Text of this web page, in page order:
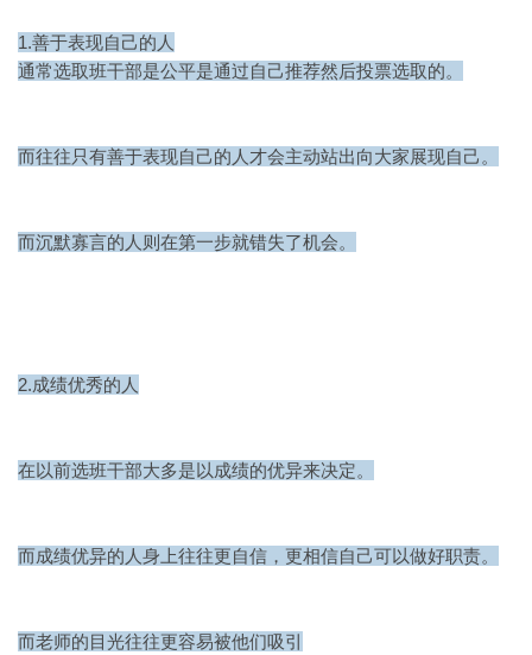
1.善于表现自己的人
通常选取班干部是公平是通过自己推荐然后投票选取的。
而往往只有善于表现自己的人才会主动站出向大家展现自己。
而沉默寡言的人则在第一步就错失了机会。
2.成绩优秀的人
在以前选班干部大多是以成绩的优异来决定。
而成绩优异的人身上往往更自信，更相信自己可以做好职责。
而老师的目光往往更容易被他们吸引